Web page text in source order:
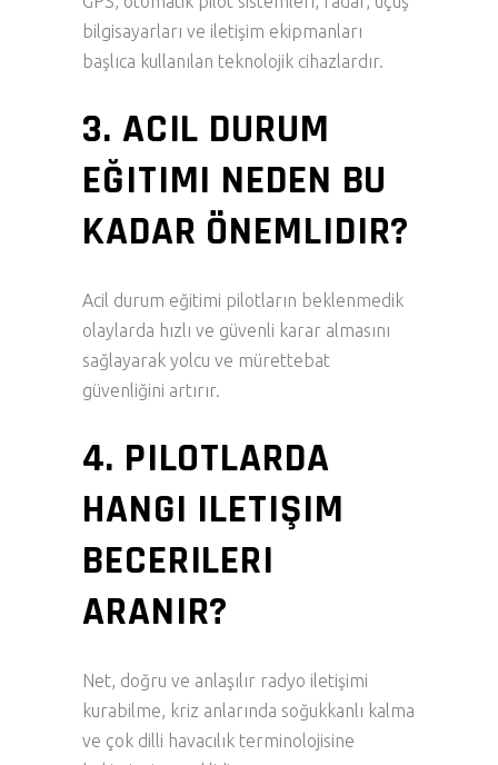
bilgisayarları ve iletişim ekipmanları
başlıca kullanılan teknolojik cihazlardır.
3. ACIL DURUM
EĞITIMI NEDEN BU
KADAR ÖNEMLIDIR?
Acil durum eğitimi pilotların beklenmedik
olaylarda hızlı ve güvenli karar almasını
sağlayarak yolcu ve mürettebat
güvenliğini artırır.
4. PILOTLARDA
HANGI ILETIŞIM
BECERILERI
ARANIR?
Net, doğru ve anlaşılır radyo iletişimi
kurabilme, kriz anlarında soğukkanlı kalma
ve çok dilli havacılık terminolojisine